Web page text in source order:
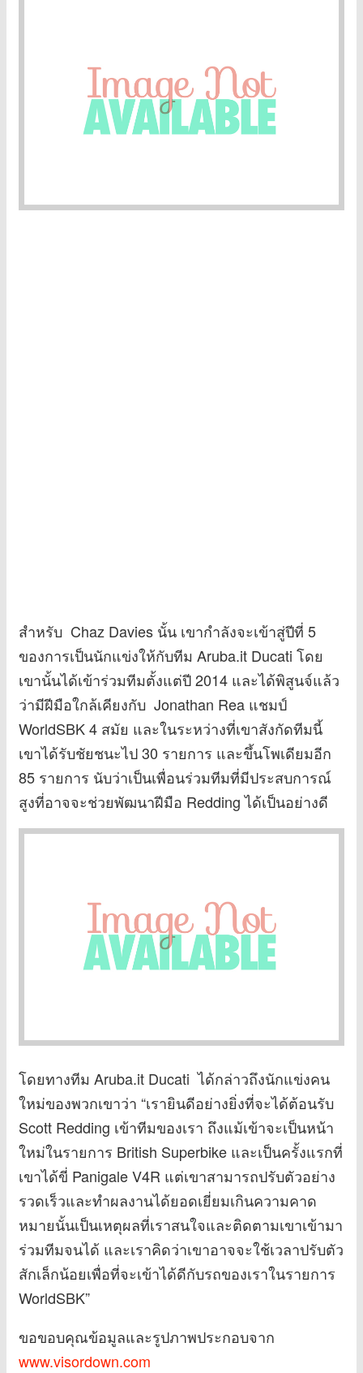
สำหรับ Chaz Davies นั้น เขากำลังจะเข้าสู่ปีที่ 5
ของการเป็นนักแข่งให้กับทีม Aruba.it Ducati โดย
เขานั้นได้เข้าร่วมทีมตั้งแต่ปี 2014 และได้พิสูนจ์แล้ว
ว่ามีฝีมือใกล้เคียงกับ Jonathan Rea แชมป์
WorldSBK 4 สมัย และในระหว่างที่เขาสังกัดทีมนี้
เขาได้รับชัยชนะไป 30 รายการ และขึ้นโพเดียมอีก
85 รายการ นับว่าเป็นเพื่อนร่วมทีมที่มีประสบการณ์
สูงที่อาจจะช่วยพัฒนาฝีมือ Redding ได้เป็นอย่างดี
โดยทางทีม Aruba.it Ducati ได้กล่าวถึงนักแข่งคน
ใหม่ของพวกเขาว่า “เรายินดีอย่างยิ่งที่จะได้ต้อนรับ
Scott Redding เข้าทีมของเรา ถึงแม้เข้าจะเป็นหน้า
ใหม่ในรายการ British Superbike และเป็นครั้งแรกที่
เขาได้ขี่ Panigale V4R แต่เขาสามารถปรับตัวอย่าง
รวดเร็วและทำผลงานได้ยอดเยี่ยมเกินความคาด
หมายนั้นเป็นเหตุผลที่เราสนใจและติดตามเขาเข้ามา
ร่วมทีมจนได้ และเราคิดว่าเขาอาจจะใช้เวลาปรับตัว
สักเล็กน้อยเพื่อที่จะเข้าได้ดีกับรถของเราในรายการ
WorldSBK”
ขอขอบคุณข้อมูลและรูปภาพประกอบจาก
www.visordown.com